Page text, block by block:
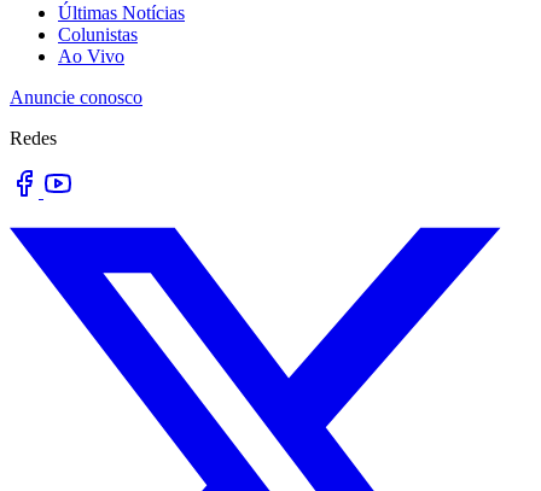
Últimas Notícias
Colunistas
Ao Vivo
Anuncie conosco
Redes